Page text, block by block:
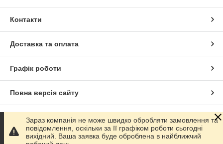
Контакти
Доставка та оплата
Графік роботи
Повна версія сайту
Сайт створено на маркетплейсіProm.ua
Політика конфіденційності
Зараз компанія не може швидко обробляти замовлення та
повідомлення, оскільки за її графіком роботи сьогодні
вихідний. Ваша заявка буде оброблена в найближчий